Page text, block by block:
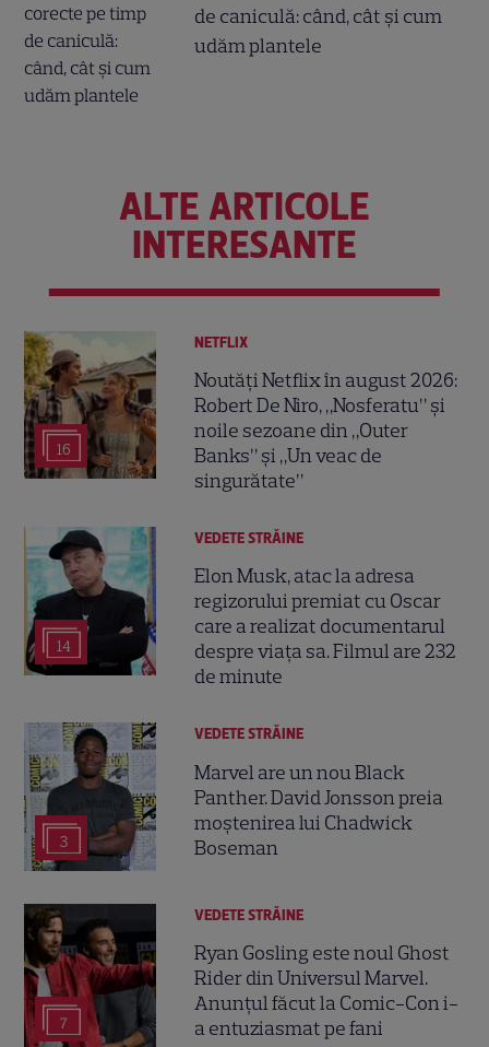
de caniculă: când, cât şi cum
udăm plantele
ALTE ARTICOLE
INTERESANTE
16
NETFLIX
Noutăți Netflix în august 2026:
Robert De Niro, „Nosferatu” și
noile sezoane din „Outer
Banks” și „Un veac de
singurătate”
14
VEDETE STRĂINE
Elon Musk, atac la adresa
regizorului premiat cu Oscar
care a realizat documentarul
despre viața sa. Filmul are 232
de minute
3
VEDETE STRĂINE
Marvel are un nou Black
Panther. David Jonsson preia
moștenirea lui Chadwick
Boseman
7
VEDETE STRĂINE
Ryan Gosling este noul Ghost
Rider din Universul Marvel.
Anunțul făcut la Comic-Con i-
a entuziasmat pe fani